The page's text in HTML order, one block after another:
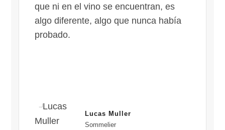
Lucas Muller
Sommelier
que ni en el vino se encuentran, es
algo diferente, algo que nunca había
probado.